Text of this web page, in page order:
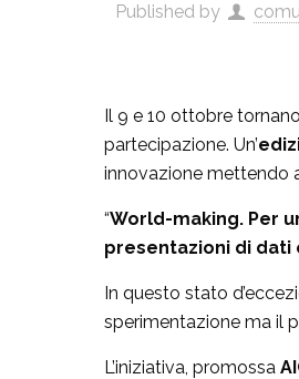
Published by
Il 9 e 10 ottobre tornano
partecipazione. Un’
innovazione mettendo
“World-making. Per
presentazioni di dati
In questo stato
sperimentazione ma il
L’iniziativa, promossa